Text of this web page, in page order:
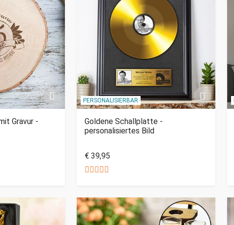
Gravur -
PERSONALISIERBAR
Goldene Schallplatte -
personalisiertes Bild
€ 39,95